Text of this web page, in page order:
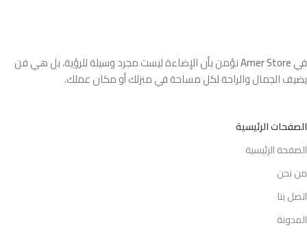
فيAmer Storeنؤمن بأن الإضاءة ليست مجرد وسيلة للرؤية، بل هي فن
يضيف الجمال والراحة لكل مساحة في منزلك أو مكان عملك.
الصفحات الرئيسية
الصفحة الرئيسية
من نحن
اتصل بنا
المدونة